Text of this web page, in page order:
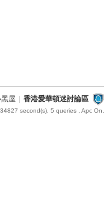
屋 香港愛華頓迷討論區
second(s), 5 queries , Apc On.